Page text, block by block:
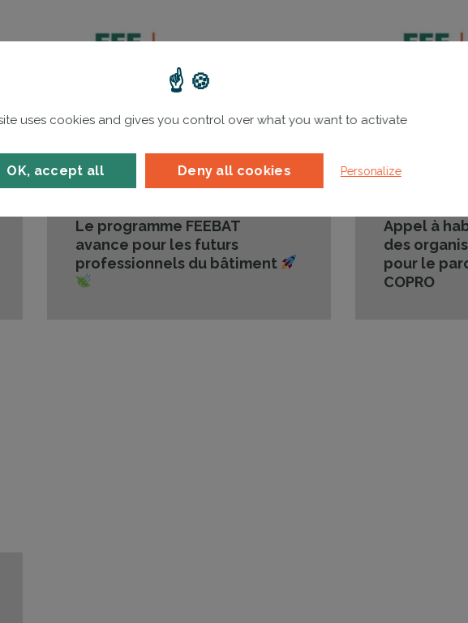
la suite
Le programme FEEBAT
avance pour les futurs
professionnels du bâtiment
Lire la suite
Appel à
des
pour le
COPRO
la suite
uses cookies and gives you control over what you want to activate
OK, accept all Deny all cookies Personalize